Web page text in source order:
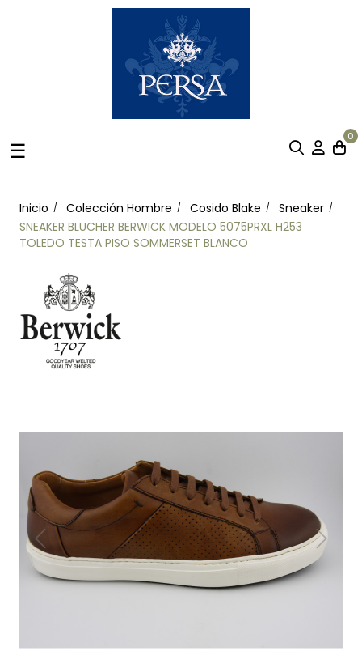
Navegación
☰
0
Inicio Colección Hombre Cosido Blake
Sneaker
SNEAKER BLUCHER BERWICK MODELO 5075PRXL H253
TOLEDO TESTA PISO SOMMERSET BLANCO